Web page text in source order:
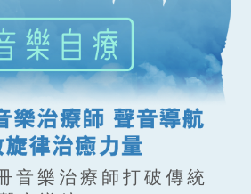
音樂治療師打破傳統